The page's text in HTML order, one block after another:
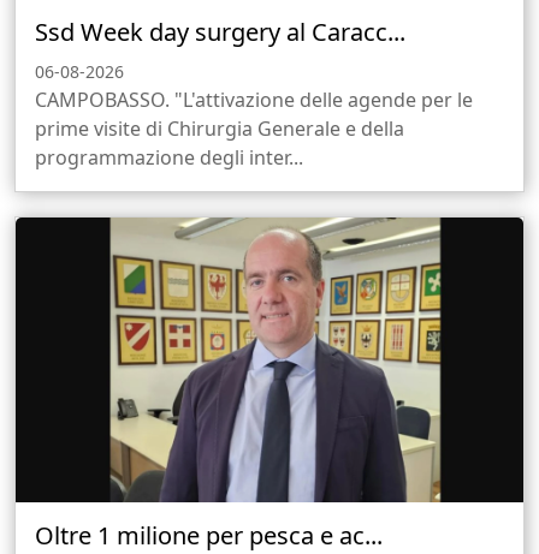
Ssd Week day surgery al Caracc...
06-08-2026
CAMPOBASSO. "L'attivazione delle agende per le
prime visite di Chirurgia Generale e della
programmazione degli inter...
Oltre 1 milione per pesca e ac...